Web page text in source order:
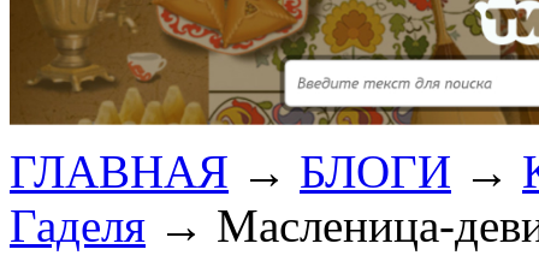
ГЛАВНАЯ → БЛОГИ →
Гаделя → Масленица-